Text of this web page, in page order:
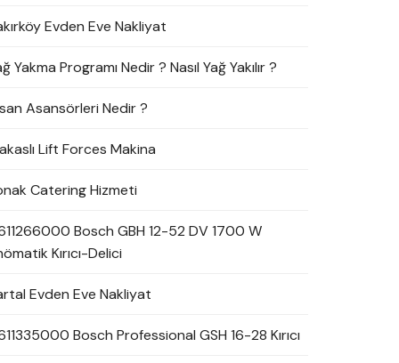
Evden Eve Nakliyat
Yakma Programı Nedir ? Nasıl Yağ Yakılır ?
Asansörleri Nedir ?
Lift Forces Makina
Catering Hizmeti
Bosch GBH 12-52 DV 1700 W
Kırıcı-Delici
Evden Eve Nakliyat
Bosch Professional GSH 16-28 Kırıcı